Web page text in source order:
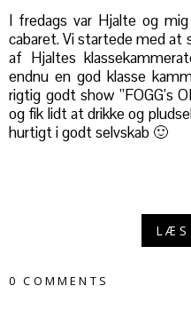
I fredags var Hjalte og
cabaret. Vi startede med at
af Hjaltes
endnu en god klasse
rigtig godt show ”FOGG’s
og fik lidt at drikke og
hurtigt i godt selvskab 🙂
LÆS
0 COMMENTS